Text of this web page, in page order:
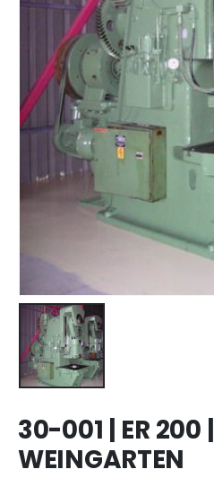
30-001 | ER 200 |
WEINGARTEN